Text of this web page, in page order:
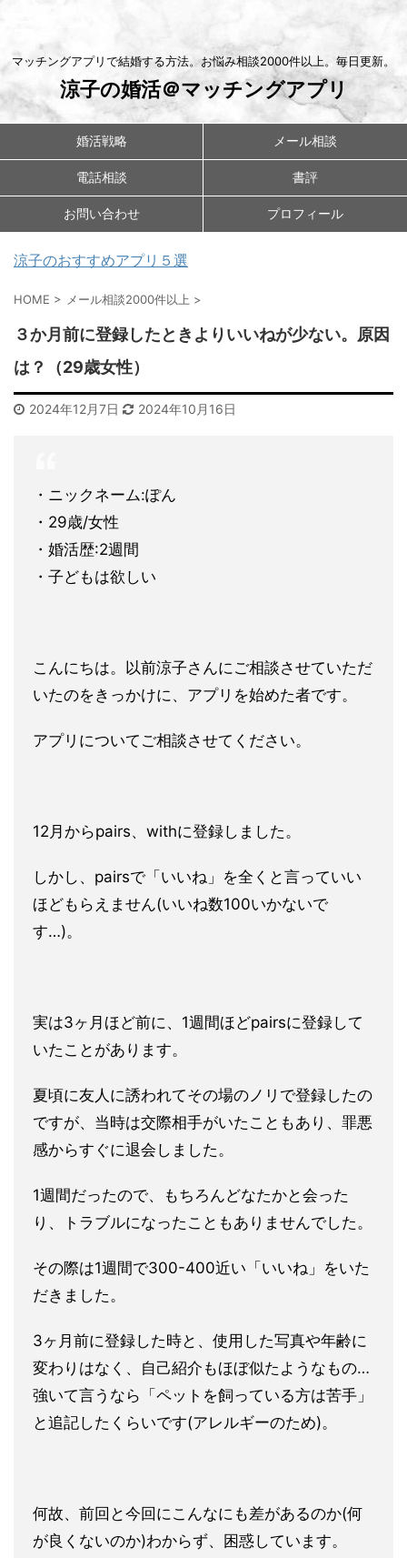
マッチングアプリで結婚する方法。お悩み相談2000件以上。毎日更新。
涼子の婚活＠マッチングアプリ
婚活戦略 メール相談
電話相談 書評
お問い合わせ プロフィール
涼子のおすすめアプリ５選
HOME > メール相談2000件以上 >
３か月前に登録したときよりいいねが少ない。原因
は？（29歳女性）
2024年12月7日 2024年10月16日
・ニックネーム:ぽん
・29歳/女性
・婚活歴:2週間
・子どもは欲しい
こんにちは。以前涼子さんにご相談させていただ
いたのをきっかけに、アプリを始めた者です。
アプリについてご相談させてください。
12月からpairs、withに登録しました。
しかし、pairsで「いいね」を全くと言っていい
ほどもらえま せん(いいね数100いかないで
す…)。
実は3ヶ月ほど前に、1週間ほどpairsに登録して
いたことがあります。
夏頃に友人に誘われてその場のノリで登録したの
ですが、当時は交際相手がいたこともあり、罪悪
感からすぐに退会しました。
1週間だったので、もちろんどなたかと会った
り、トラブルになったこともありませんでした。
その際は1週間で300-400近い「いいね」をいた
だきました。
3ヶ月前に登録した時と、使用した写真や年齢に
変わりはなく、自己紹介もほぼ似たようなもの…
強いて言うなら「ペットを飼っている方は苦手」
と追記したくらいです(アレルギーのため)。
何故、前回と今回にこんなにも差があるのか(何
が良くないのか)わからず、困惑しています。